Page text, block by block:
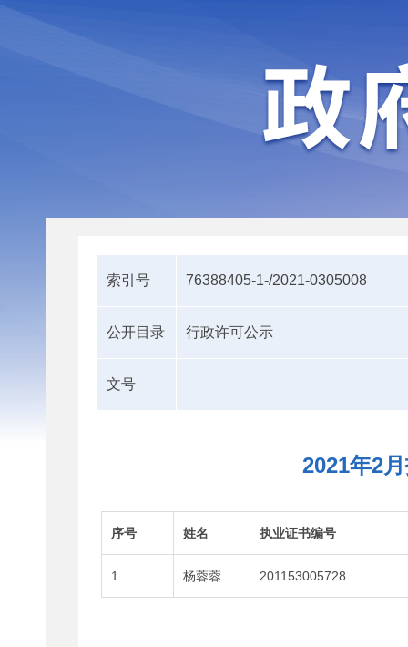
索引号 76388405-1-/2021-0305008
公开目录 行政许可公示
文号
2021年2
序号 姓名 执业证书编号
1 杨蓉蓉 201153005728